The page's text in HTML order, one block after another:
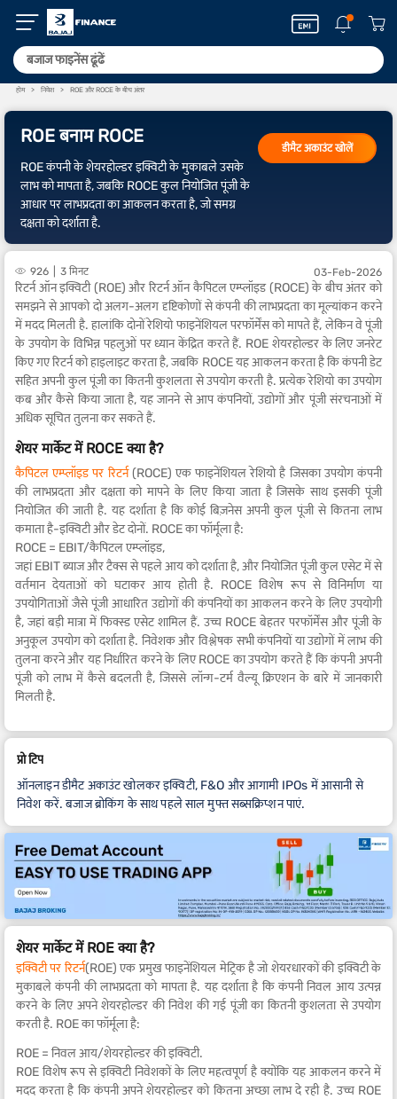
होम निवेश ROE और ROCE के बीच अंतर
ROE बनाम ROCE
ROE कंपनी के शेयरहोल्डर इक्विटी के मुकाबले उसके
लाभ को मापता है, जबकि ROCE कुल नियोजित पूंजी के
आधार पर लाभप्रदता का आकलन करता है, जो समग्र
दक्षता को दर्शाता है.
डीमैट अकाउंट खोलें
926 3 मिनट 03-Feb-2026
रिटर्न ऑन इक्विटी (ROE) और रिटर्न ऑन कैपिटल एम्प्लॉइड (ROCE) के बीच अंतर को
समझने से आपको दो अलग-अलग दृष्टिकोणों से कंपनी की लाभप्रदता का मूल्यांकन करने
में मदद मिलती है. हालांकि दोनों रेशियो फाइनेंशियल परफॉर्मेंस को मापते हैं, लेकिन वे पूंजी
के उपयोग के विभिन्न पहलुओं पर ध्यान केंद्रित करते हैं. ROE शेयरहोल्डर के लिए जनरेट
किए गए रिटर्न को हाइलाइट करता है, जबकि ROCE यह आकलन करता है कि कंपनी डेट
सहित अपनी कुल पूंजी का कितनी कुशलता से उपयोग करती है. प्रत्येक रेशियो का उपयोग
कब और कैसे किया जाता है, यह जानने से आप कंपनियों, उद्योगों और पूंजी संरचनाओं में
अधिक सूचित तुलना कर सकते हैं.
शेयर मार्केट में ROCE क्या है?
कैपिटल एम्प्लॉइड पर रिटर्न(ROCE) एक फाइनेंशियल रेशियो है जिसका उपयोग कंपनी
की लाभप्रदता और दक्षता को मापने के लिए किया जाता है जिसके साथ इसकी पूंजी
नियोजित की जाती है. यह दर्शाता है कि कोई बिज़नेस अपनी कुल पूंजी से कितना लाभ
कमाता है-इक्विटी और डेट दोनों. ROCE का फॉर्मूला है:
ROCE = EBIT/कैपिटल एम्प्लॉइड,
जहां EBIT ब्याज और टैक्स से पहले आय को दर्शाता है, और नियोजित पूंजी कुल एसेट में से
वर्तमान देयताओं को घटाकर आय होती है. ROCE विशेष रूप से विनिर्माण या
उपयोगिताओं जैसे पूंजी आधारित उद्योगों की कंपनियों का आकलन करने के लिए उपयोगी
है, जहां बड़ी मात्रा में फिक्स्ड एसेट शामिल हैं. उच्च ROCE बेहतर परफॉर्मेंस और पूंजी के
अनुकूल उपयोग को दर्शाता है. निवेशक और विश्लेषक सभी कंपनियों या उद्योगों में लाभ की
तुलना करने और यह निर्धारित करने के लिए ROCE का उपयोग करते हैं कि कंपनी अपनी
पूंजी को लाभ में कैसे बदलती है, जिससे लॉन्ग-टर्म वैल्यू क्रिएशन के बारे में जानकारी
मिलती है.
प्रो टिप
ऑनलाइन डीमैट अकाउंट खोलकर इक्विटी, F&O और आगामी IPOs में आसानी से
निवेश करें. बजाज ब्रोकिंग के साथ पहले साल मुफ्त सब्सक्रिप्शन पाएं.
शेयर मार्केट में ROE क्या है?
इक्विटी पर रिटर्न(ROE) एक प्रमुख फाइनेंशियल मेट्रिक है जो शेयरधारकों की इक्विटी के
मुकाबले कंपनी की लाभप्रदता को मापता है. यह दर्शाता है कि कंपनी निवल आय उत्पन्न
करने के लिए अपने शेयरहोल्डर की निवेश की गई पूंजी का कितनी कुशलता से उपयोग
करती है. ROE का फॉर्मूला है:
ROE = निवल आय/शेयरहोल्डर की इक्विटी.
ROE विशेष रूप से इक्विटी निवेशकों के लिए महत्वपूर्ण है क्योंकि यह आकलन करने में
मदद करता है कि कंपनी अपने शेयरहोल्डर को कितना अच्छा लाभ दे रही है. उच्च ROE